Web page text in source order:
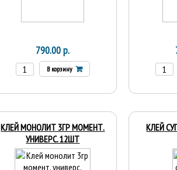
790.00 р.
В корзину
КЛЕЙ МОНОЛИТ 3ГР МОМЕНТ.
УНИВЕРС. 12ШТ
КЛЕЙ